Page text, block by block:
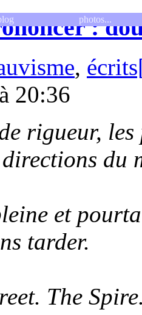
photos...
:
,
20:36
rigueur,
du
et
tarder.
The